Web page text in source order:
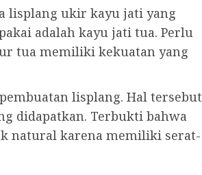
lisplang ukir kayu jati yang
adalah kayu jati tua. Perlu
tua memiliki kekuatan yang
lisplang. Hal tersebut
didapatkan. Terbukti bahwa
natural karena memiliki serat-